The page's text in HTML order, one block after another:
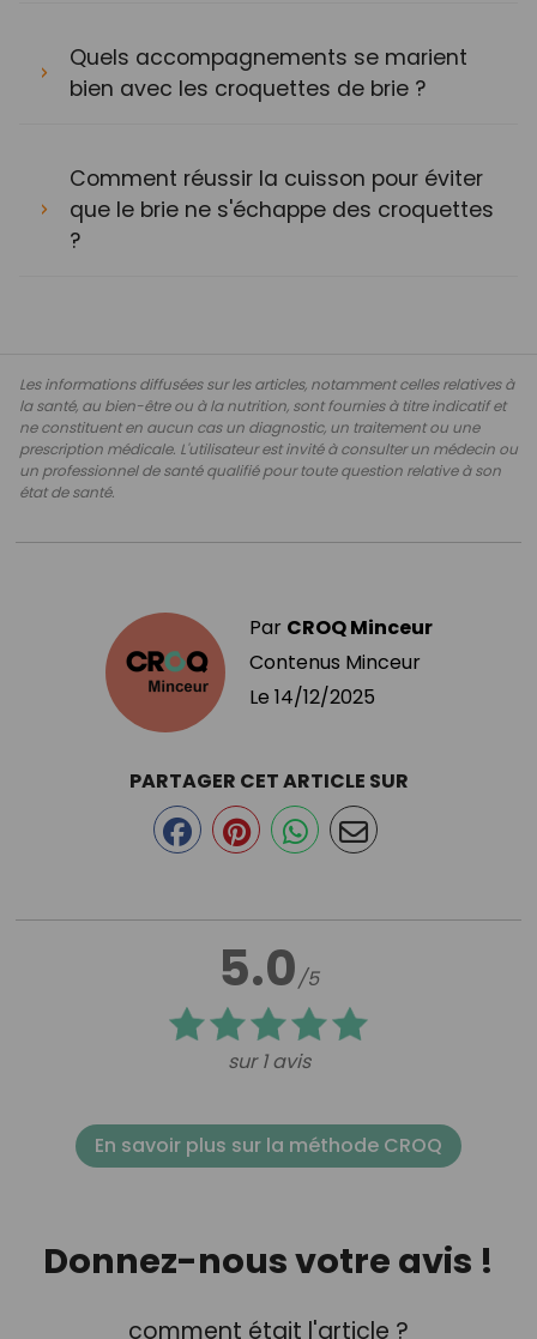
Quels accompagnements se marient
bien avec les croquettes de brie ?
Comment réussir la cuisson pour éviter
que le brie ne s'échappe des croquettes
?
Les informations diffusées sur les articles, notamment celles relatives à
la santé, au bien-être ou à la nutrition, sont fournies à titre indicatif et
ne constituent en aucun cas un diagnostic, un traitement ou une
prescription médicale. L'utilisateur est invité à consulter un médecin ou
un professionnel de santé qualifié pour toute question relative à son
état de santé.
Par CROQ Minceur
Contenus Minceur
Le 14/12/2025
5.0/5
sur 1 avis
PARTAGER CET ARTICLE SUR
En savoir plus sur la méthode CROQ
Donnez-nous votre avis !
comment était l'article ?